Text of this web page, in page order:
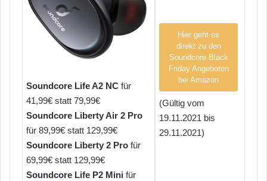
Soundcore Life A2 NC für
41,99€ statt 79,99€
Soundcore Liberty Air 2 Pro
für 89,99€ statt 129,99€
Soundcore Liberty 2 Pro für
69,99€ statt 129,99€
Soundcore Life P2 Mini für
Hier geht es
direkt zu den
Soundcore Black
Friday Angeboten
bei Amazon
(Gültig vom
19.11.2021 bis
29.11.2021)